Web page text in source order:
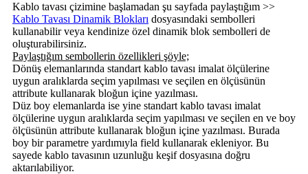
Kablo tavası çizimine başlamadan şu sayfada paylaştığım >>
Kablo Tavası Dinamik Blokları dosyasındaki sembolleri
kullanabilir veya kendinize özel dinamik blok sembolleri de
oluşturabilirsiniz.
Paylaştığım sembollerin özellikleri şöyle;
Dönüş elemanlarında standart kablo tavası imalat ölçülerine
uygun aralıklarda seçim yapılması ve seçilen en ölçüsünün
attribute kullanarak bloğun içine yazılması.
Düz boy elemanlarda ise yine standart kablo tavası imalat
ölçülerine uygun aralıklarda seçim yapılması ve seçilen en ve boy
ölçüsünün attribute kullanarak bloğun içine yazılması. Burada
boy bir parametre yardımıyla field kullanarak ekleniyor. Bu
sayede kablo tavasının uzunluğu keşif dosyasına doğru
aktarılabiliyor.